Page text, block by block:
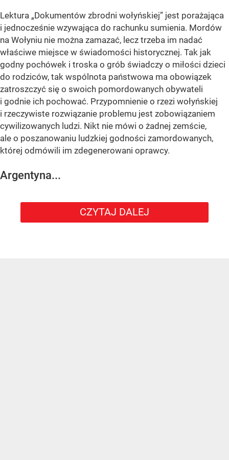
Lektura „Dokumentów zbrodni wołyńskiej” jest porażająca
i jednocześnie wzywająca do rachunku sumienia. Mordów
na Wołyniu nie można zamazać, lecz trzeba im nadać
właściwe miejsce w świadomości historycznej. Tak jak
godny pochówek i troska o grób świadczy o miłości dzieci
do rodziców, tak wspólnota państwowa ma obowiązek
zatroszczyć się o swoich pomordowanych obywateli
i godnie ich pochować. Przypomnienie o rzezi wołyńskiej
i rzeczywiste rozwiązanie problemu jest zobowiązaniem
cywilizowanych ludzi. Nikt nie mówi o żadnej zemście,
ale o poszanowaniu ludzkiej godności zamordowanych,
której odmówili im zdegenerowani oprawcy.
Argentyna...
CZYTAJ DALEJ